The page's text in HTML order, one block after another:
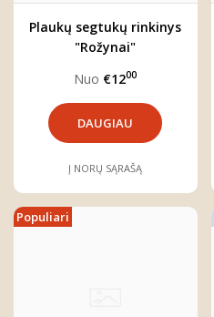
Plaukų segtukų rinkinys
"Rožynai"
Nuo €1200
DAUGIAU
Į NORŲ SĄRAŠĄ
Populiari